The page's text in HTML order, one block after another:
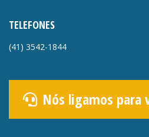
TELEFONES
(41) 3542-1844
Nós ligamos para